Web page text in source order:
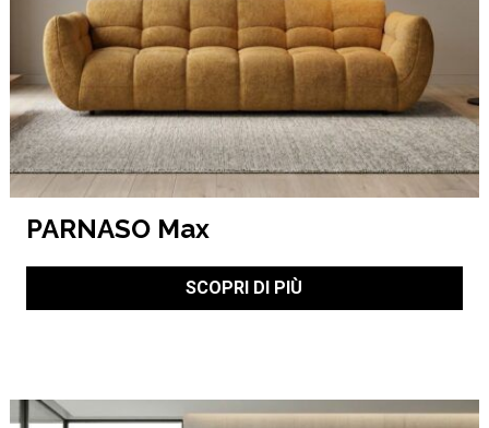
PARNASO Max
SCOPRI DI PIÙ